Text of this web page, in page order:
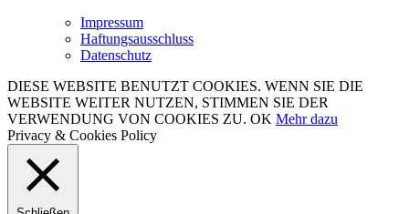
Impressum
Haftungsausschluss
Datenschutz
DIESE WEBSITE BENUTZT COOKIES. WENN SIE DIE
WEBSITE WEITER NUTZEN, STIMMEN SIE DER
VERWENDUNG VON COOKIES ZU. OK Mehr dazu
Privacy & Cookies Policy